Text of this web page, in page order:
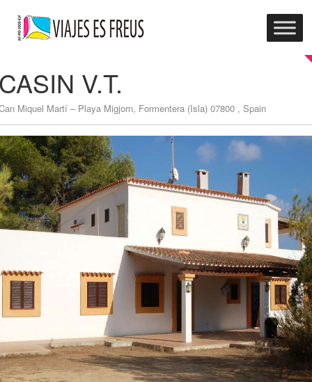
V.T.
Miquel Martí – Playa Migjorn, Formentera (Isla) 07800 , Spain
NEW